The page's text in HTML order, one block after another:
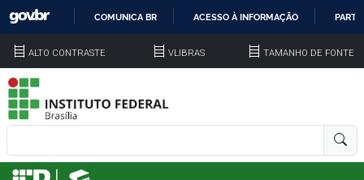
COMUNICA BR ACESSO À INFORMAÇÃO
ALTO CONTRASTE VLIBRAS TAMANHO DE FONTE